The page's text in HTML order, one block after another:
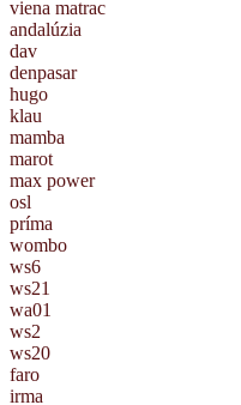
viena matrac
andalúzia
dav
denpasar
hugo
klau
mamba
marot
max power
osl
príma
wombo
ws6
ws21
wa01
ws2
ws20
faro
irma